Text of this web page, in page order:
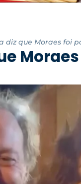
diz que Moraes foi